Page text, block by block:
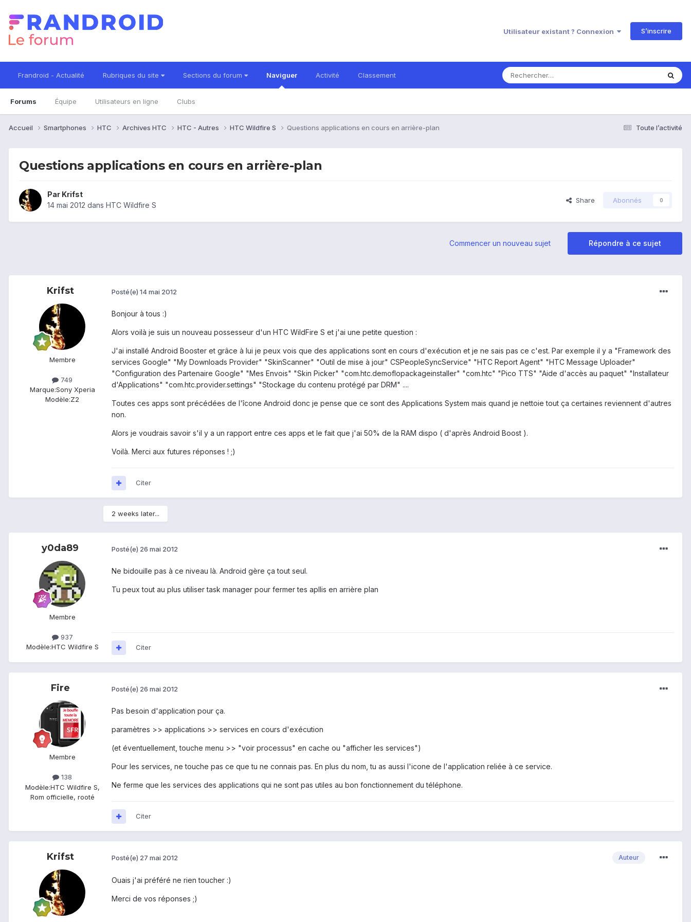
Utilisateur existant ? Connexion S’inscrire
Frandroid - Actualité Rubriques du site Sections du forum Naviguer
Forums Équipe Utilisateurs en ligne Clubs
Activité Classement
Toute l’activité
Accueil Smartphones HTC Archives HTC HTC - Autres HTC Wildfire S Questions applications en cours en arrière-plan
Questions applications en cours en arrière-plan
Par Krifst
14 mai 2012 dans HTC Wildfire S
Share Abonnés 0
Répondre à ce sujet
Commencer un nouveau sujet
Krifst
Membre
749
Marque:Sony Xperia
Modèle:Z2
Posté(e) 14 mai 2012
Bonjour à tous :)
Alors voilà je suis un nouveau possesseur d'un HTC WildFire S et j'ai une petite question :
J'ai installé Android Booster et grâce à lui je peux vois que des applications sont en cours d'exécution et je ne sais pas ce c'est. Par exemple il y a "Framework des
services Google" "My Downloads Provider" "SkinScanner" "Outil de mise à jour" CSPeopleSyncService" "HTC Report Agent" "HTC Message Uploader"
"Configuration des Partenaire Google" "Mes Envois" "Skin Picker" "com.htc.demoflopackageinstaller" "com.htc" "Pico TTS" "Aide d'accès au paquet" "Installateur
d'Applications" "com.htc.provider.settings" "Stockage du contenu protégé par DRM" ....
Toutes ces apps sont précédées de l'îcone Android donc je pense que ce sont des Applications System mais quand je nettoie tout ça certaines reviennent d'autres
non.
Alors je voudrais savoir s'il y a un rapport entre ces apps et le fait que j'ai 50% de la RAM dispo ( d'après Android Boost ).
Voilà. Merci aux futures réponses ! ;)
Citer
2 weeks later...
y0da89
Membre
937
Modèle:HTC Wildfire S
Posté(e) 26 mai 2012
Ne bidouille pas à ce niveau là. Android gère ça tout seul.
Tu peux tout au plus utiliser task manager pour fermer tes apllis en arrière plan
Citer
Fire
Membre
138
Modèle:HTC Wildfire S,
Rom officielle, rooté
Posté(e) 26 mai 2012
Pas besoin d'application pour ça.
paramètres >> applications >> services en cours d'exécution
(et éventuellement, touche menu >> "voir processus" en cache ou "afficher les services")
Pour les services, ne touche pas ce que tu ne connais pas. En plus du nom, tu as aussi l'icone de l'application reliée à ce service.
Ne ferme que les services des applications qui ne sont pas utiles au bon fonctionnement du téléphone.
Citer
Krifst Auteur
Posté(e) 27 mai 2012
Ouais j'ai préféré ne rien toucher :)
Merci de vos réponses ;)